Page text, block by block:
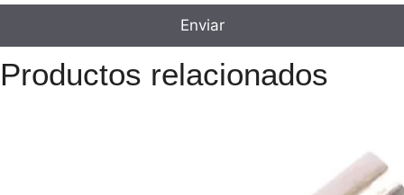
Productos relacionados